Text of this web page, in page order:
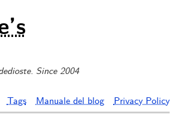
Since 2004
Tags Manuale del blog Privacy Policy